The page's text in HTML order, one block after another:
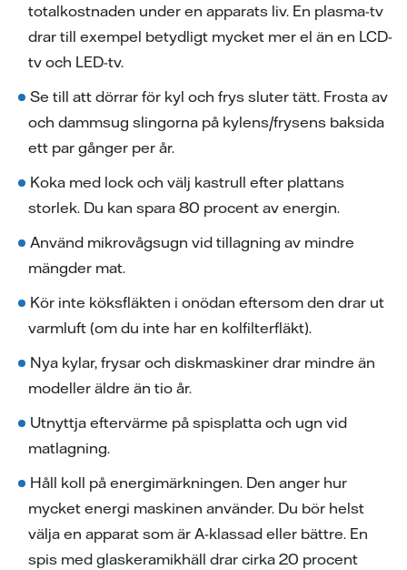
totalkostnaden under en apparats liv. En plasma-tv
drar till exempel betydligt mycket mer el än en LCD-
tv och LED-tv.
Se till att dörrar för kyl och frys sluter tätt. Frosta av
och dammsug slingorna på kylens/frysens baksida
ett par gånger per år.
Koka med lock och välj kastrull efter plattans
storlek. Du kan spara 80 procent av energin.
Använd mikrovågsugn vid tillagning av mindre
mängder mat.
Kör inte köksfläkten i onödan eftersom den drar ut
varmluft (om du inte har en kolfilterfläkt).
Nya kylar, frysar och diskmaskiner drar mindre än
modeller äldre än tio år.
Utnyttja eftervärme på spisplatta och ugn vid
matlagning.
Håll koll på energimärkningen. Den anger hur
mycket energi maskinen använder. Du bör helst
välja en apparat som är A-klassad eller bättre. En
spis med glaskeramikhäll drar cirka 20 procent